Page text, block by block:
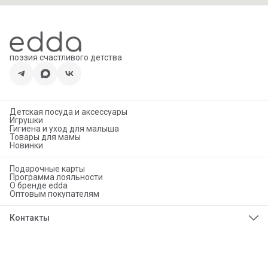
поэзия счастливого детства
Детская посуда и аксессуары
Игрушки
Гигиена и уход для малыша
Товары для мамы
Новинки
Подарочные карты
Программа лояльности
О бренде edda
Оптовым покупателям
Контакты